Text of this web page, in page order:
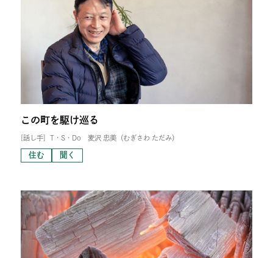
この町を駆け巡る
[話し手] T・S・Do 麦沢 忠美（むぎさわ ただみ）
住む 聞く